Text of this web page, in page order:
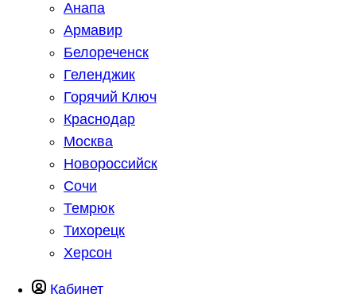
Анапа
Армавир
Белореченск
Геленджик
Горячий Ключ
Краснодар
Москва
Новороссийск
Сочи
Темрюк
Тихорецк
Херсон
Кабинет